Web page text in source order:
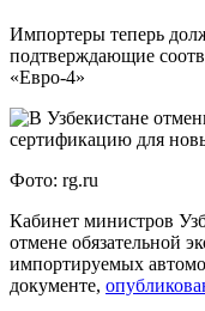
Импортеры теперь
подтверждающие
«Евро-4»
Фото: rg.ru
Кабинет министров
отмене обязательной
импортируемых
документе,